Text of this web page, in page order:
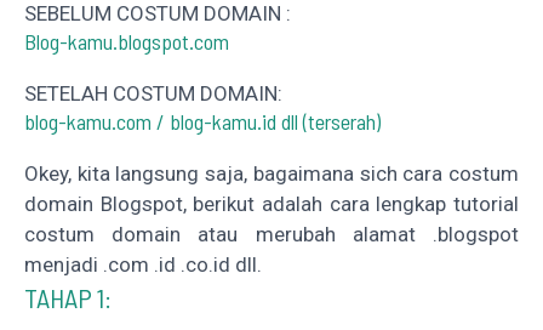
SEBELUM COSTUM DOMAIN :
Blog-kamu.blogspot.com
SETELAH COSTUM DOMAIN:
blog-kamu.com / blog-kamu.id dll (terserah)
Okey, kita langsung saja, bagaimana sich cara costum
domain Blogspot, berikut adalah cara lengkap tutorial
costum domain atau merubah alamat .blogspot
menjadi .com .id .co.id dll.
TAHAP 1: